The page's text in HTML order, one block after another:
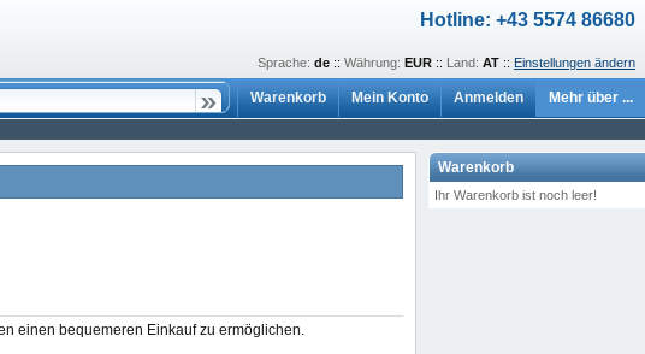
Hotline: +43 5574 86680
Sprache: de :: Währung: EUR :: Land: AT :: Einstellungen ändern
Warenkorb Mein Konto Anmelden Mehr über ...
einen bequemeren Einkauf zu ermöglichen.
Warenkorb
Ihr Warenkorb ist noch leer!